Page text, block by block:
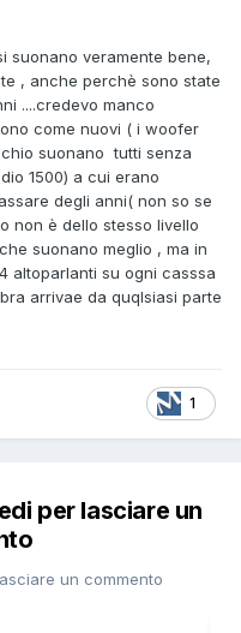
suonano veramente bene,
, anche perchè sono state
....credevo manco
come nuovi ( i woofer
suonano tutti senza
1500) a cui erano
degli anni( non so se
non è dello stesso livello
suonano meglio , ma in
altoparlanti su ogni casssa
arrivae da quqlsiasi parte
1
per lasciare un
un commento